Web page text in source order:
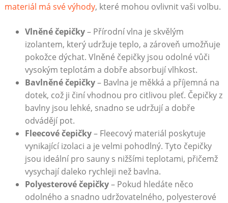
materiál má své výhody, které mohou ovlivnit vaši volbu.
Vlněné čepičky– Přírodní vlna je skvělým
izolantem, který udržuje teplo, a zároveň umožňuje
pokožce dýchat. Vlněné čepičky jsou odolné vůči
vysokým teplotám a dobře absorbují vlhkost.
Bavlněné čepičky– Bavlna je měkká a příjemná na
dotek, což ji činí vhodnou pro citlivou pleť. Čepičky z
bavlny jsou lehké, snadno se udržují a dobře
odvádějí pot.
Fleecové čepičky– Fleecový materiál poskytuje
vynikající izolaci a je velmi pohodlný. Tyto čepičky
jsou ideální pro sauny s nižšími teplotami, přičemž
vysychají daleko rychleji než bavlna.
Polyesterové čepičky– Pokud hledáte něco
odolného a snadno udržovatelného, polyesterové